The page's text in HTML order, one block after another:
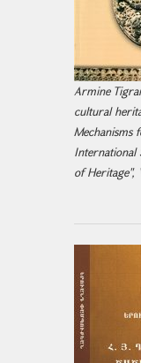
Armine
cultural
Mechanisms
International
of Heritage",